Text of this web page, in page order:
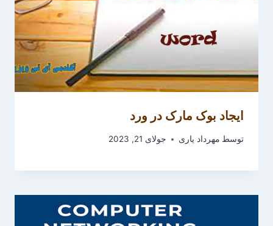
ایجاد بوک مارک در ورد
توسط مهرداد یاری جولای 21, 2023